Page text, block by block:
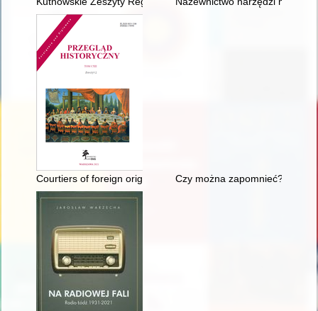
Courtiers of foreign origin amongst the horse courtiers of king
Czy można zapomnieć? :